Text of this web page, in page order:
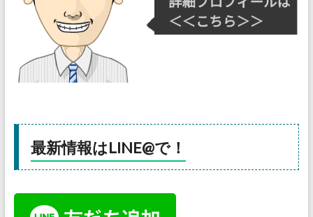
最新情報はLINE@で！